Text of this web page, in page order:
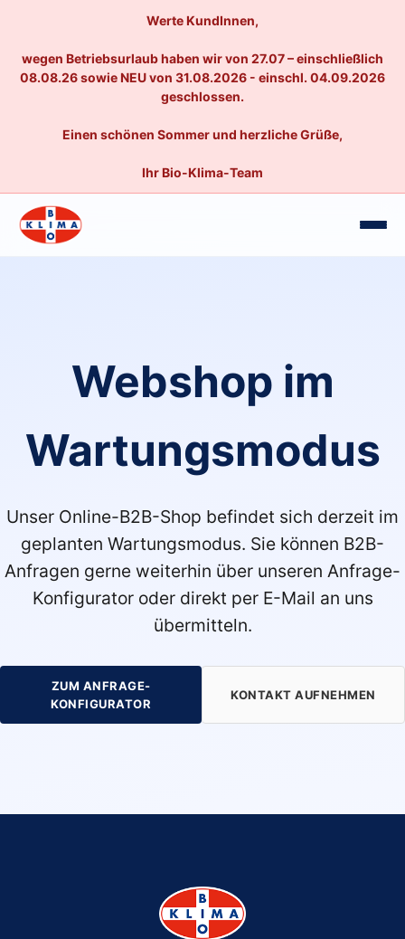
Werte KundInnen,
wegen Betriebsurlaub haben wir von 27.07 – einschließlich
08.08.26 sowie NEU von 31.08.2026 - einschl. 04.09.2026
geschlossen.
Einen schönen Sommer und herzliche Grüße,
Ihr Bio-Klima-Team
Webshop im
Wartungsmodus
Unser Online-B2B-Shop befindet sich derzeit im
geplanten Wartungsmodus. Sie können B2B-
Anfragen gerne weiterhin über unseren Anfrage-
Konfigurator oder direkt per E-Mail an uns
übermitteln.
ZUM ANFRAGE-
KONFIGURATOR
KONTAKT AUFNEHMEN